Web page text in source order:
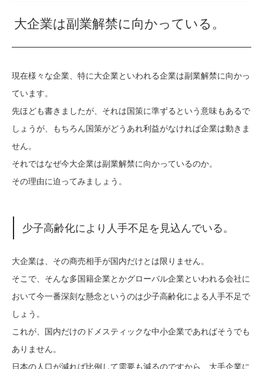
大企業は副業解禁に向かっている。
現在様々な企業、特に大企業といわれる企業は副業解禁に向かっ
ています。
先ほども書きましたが、それは国策に準ずるという意味もあるで
しょうが、もちろん国策がどうあれ利益がなければ企業は動きま
せん。
それではなぜ今大企業は副業解禁に向かっているのか。
その理由に迫ってみましょう。
少子高齢化により人手不足を見込んでいる。
大企業は、その商売相手が国内だけとは限りません。
そこで、そんな多国籍企業とかグローバル企業といわれる会社に
おいて今一番深刻な懸念というのは少子高齢化による人手不足で
しょう。
これが、国内だけのドメスティックな中小企業であればそうでも
ありません。
日本の人口が減れば比例して需要も減るのですから、大手企業に